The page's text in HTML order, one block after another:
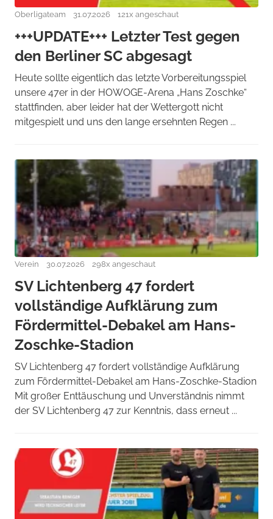
Oberligateam 31.07.2026 121x angeschaut
+++UPDATE+++ Letzter Test gegen
den Berliner SC abgesagt
Heute sollte eigentlich das letzte Vorbereitungsspiel
unsere 47er in der HOWOGE-Arena „Hans Zoschke“
stattfinden, aber leider hat der Wettergott nicht
mitgespielt und uns den lange ersehnten Regen ...
Verein 30.07.2026 298x angeschaut
SV Lichtenberg 47 fordert
vollständige Aufklärung zum
Fördermittel-Debakel am Hans-
Zoschke-Stadion
SV Lichtenberg 47 fordert vollständige Aufklärung
zum Fördermittel-Debakel am Hans-Zoschke-Stadion
Mit großer Enttäuschung und Unverständnis nimmt
der SV Lichtenberg 47 zur Kenntnis, dass erneut ...